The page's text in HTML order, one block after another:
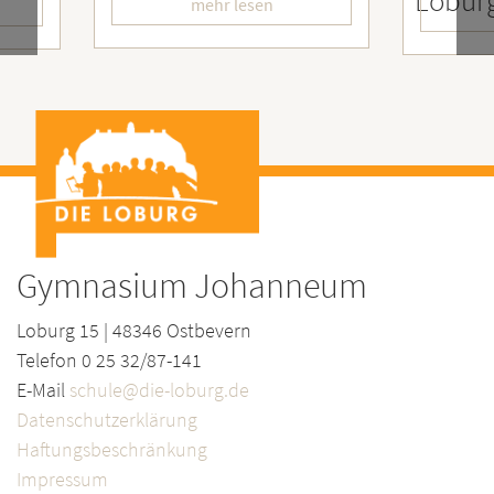
mehr lesen
Gymnasium Johanneum
Loburg 15 | 48346 Ostbevern
Telefon 0 25 32/87-141
E-Mail schule@die-loburg.de
Datenschutzerklärung
Haftungsbeschränkung
Impressum